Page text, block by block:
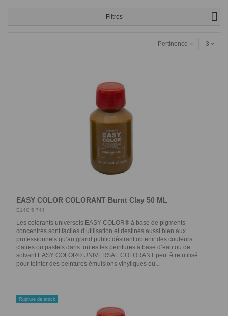
Filtres
Pertinence 3
EASY COLOR COLORANT Burnt Clay 50 ML
E14C 5 744
Les colorants universels EASY COLOR® à base de pigments
concentrés sont faciles d’utilisation et destinés aussi bien aux
professionnels qu’au grand public désirant obtenir des couleurs
claires ou pastels dans toutes les peintures à base d’eau ou de
solvant.EASY COLOR® UNIVERSAL COLORANT peut être utilisé
pour teinter des peintures émulsions vinyliques ou...
Rupture de stock